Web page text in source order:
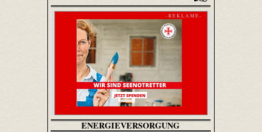
- R E K L A M E -
ENERGIEVERSORGUNG